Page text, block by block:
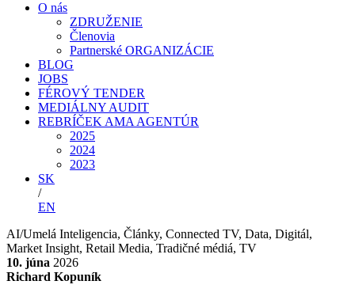
O nás
ZDRUŽENIE
Členovia
Partnerské ORGANIZÁCIE
BLOG
JOBS
FÉROVÝ TENDER
MEDIÁLNY AUDIT
REBRÍČEK AMA AGENTÚR
2025
2024
2023
SK
/
EN
AI/Umelá Inteligencia, Články, Connected TV, Data, Digitál,
Market Insight, Retail Media, Tradičné médiá, TV
10. júna 2026
Richard Kopuník